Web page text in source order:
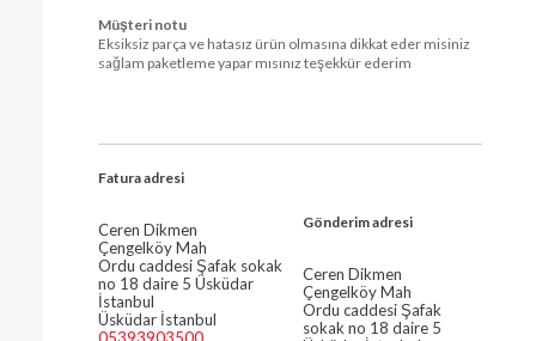
Müşteri notu
Eksiksiz parça ve hatasız ürün olmasına dikkat eder misiniz
sağlam paketleme yapar mısınız teşekkür ederim
Fatura adresi
Ceren Dikmen
Çengelköy Mah
Ordu caddesi Şafak sokak
no 18 daire 5 Üsküdar
İstanbul
Üsküdar İstanbul
Gönderim adresi
Ceren Dikmen
Çengelköy Mah
Ordu caddesi Şafak
sokak no 18 daire 5